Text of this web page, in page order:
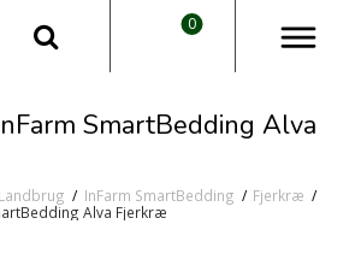
SmartBedding Alva
Landbrug / InFarm SmartBedding / Fjerkræ /
Alva Fjerkræ
0